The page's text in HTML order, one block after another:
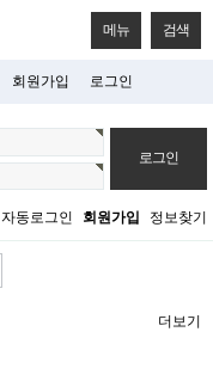
메뉴 검색
회원가입 로그인
자동로그인 회원가입 정보찾기
더보기